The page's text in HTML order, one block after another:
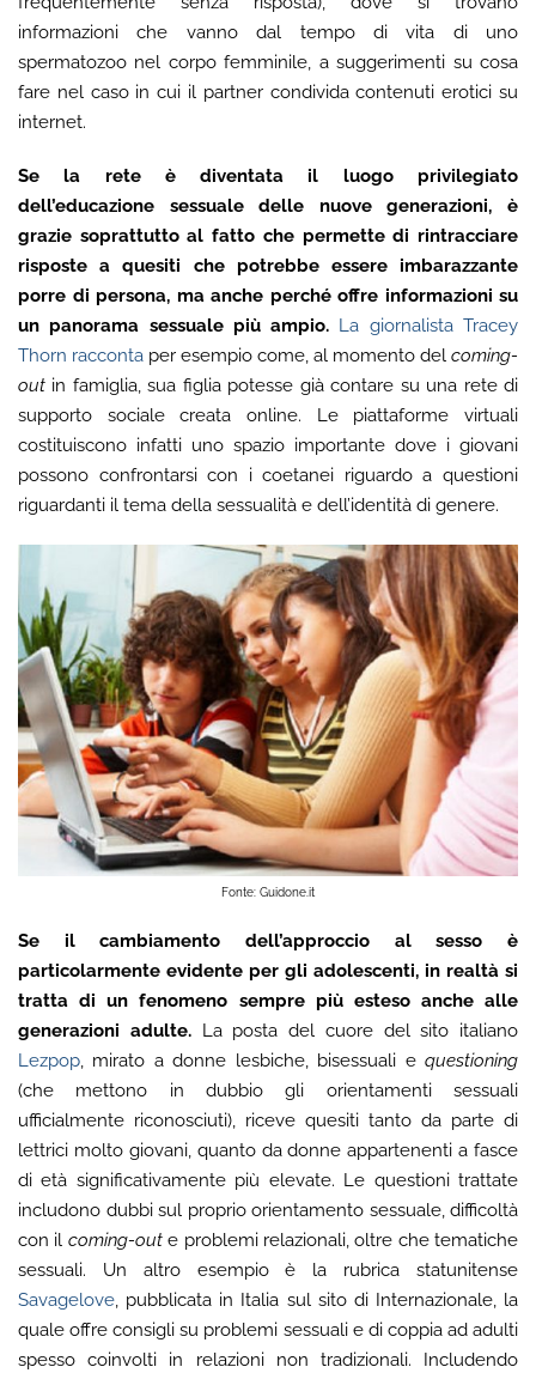
informazioni che vanno dal tempo di vita di uno
spermatozoo nel corpo femminile, a suggerimenti su cosa
fare nel caso in cui il partner condivida contenuti erotici su
internet.
Se la rete è diventata il luogo privilegiato
dell’educazione sessuale delle nuove generazioni, è
grazie soprattutto al fatto che permette di rintracciare
risposte a quesiti che potrebbe essere imbarazzante
porre di persona, ma anche perché offre informazioni su
un panorama sessuale più ampio. La giornalista Tracey
Thorn racconta per esempio come, al momento del coming-
out in famiglia, sua figlia potesse già contare su una rete di
supporto sociale creata online. Le piattaforme virtuali
costituiscono infatti uno spazio importante dove i giovani
possono confrontarsi con i coetanei riguardo a questioni
riguardanti il tema della sessualità e dell’identità di genere.
Fonte: Guidone.it
Se il cambiamento dell’approccio al sesso è
particolarmente evidente per gli adolescenti, in realtà si
tratta di un fenomeno sempre più esteso anche alle
generazioni adulte.La posta del cuore del sito italiano
Lezpop, mirato a donne lesbiche, bisessuali e questioning
(che mettono in dubbio gli orientamenti sessuali
ufficialmente riconosciuti), riceve quesiti tanto da parte di
lettrici molto giovani, quanto da donne appartenenti a fasce
di età significativamente più elevate. Le questioni trattate
includono dubbi sul proprio orientamento sessuale, difficoltà
con il coming-oute problemi relazionali, oltre che tematiche
sessuali. Un altro esempio è la rubrica statunitense
Savagelove, pubblicata in Italia sul sito di Internazionale, la
quale offre consigli su problemi sessuali e di coppia ad adulti
spesso coinvolti in relazioni non tradizionali. Includendo